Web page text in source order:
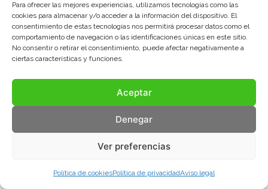
Para ofrecer las mejores experiencias, utilizamos tecnologías como las
cookies para almacenar y/o acceder a la información del dispositivo. El
consentimiento de estas tecnologías nos permitirá procesar datos como el
comportamiento de navegación o las identificaciones únicas en este sitio.
No consentir o retirar el consentimiento, puede afectar negativamente a
ciertas características y funciones.
Aceptar
Denegar
Ver preferencias
Política de cookiesPolítica de privacidadAviso legal
Política de privacidad
Todos los derechos reservados